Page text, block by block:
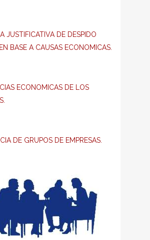
JUSTIFICATIVA DE DESPIDO
BASE A CAUSAS ECONOMICAS.
ECONOMICAS DE LOS
DE GRUPOS DE EMPRESAS.